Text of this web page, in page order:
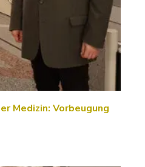
Medizin: Vorbeugung